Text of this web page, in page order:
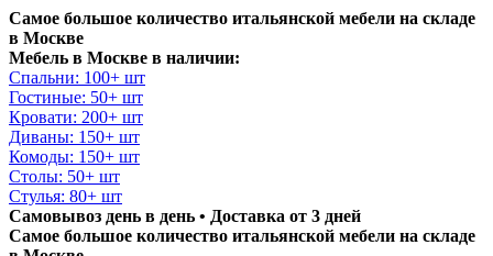
Самое большое количество итальянской мебели на складе
в Москве
Мебель в Москве в наличии:
Спальни: 100+ шт
Гостиные: 50+ шт
Кровати: 200+ шт
Диваны: 150+ шт
Комоды: 150+ шт
Столы: 50+ шт
Стулья: 80+ шт
Самовывоз день в день • Доставка от 3 дней
Самое большое количество итальянской мебели на складе